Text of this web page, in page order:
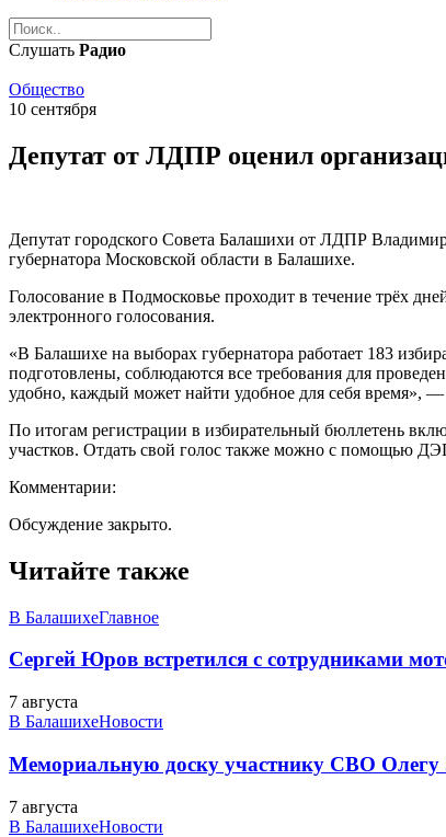
Слушать Радио
Общество
10 сентября
Депутат от ЛДПР оценил
Депутат городского Совета Балашихи от ЛДПР
губернатора Московской области в Балашихе.
Голосование в Подмосковье проходит в течение трёх
электронного голосования.
«В Балашихе на выборах губернатора работает 183
подготовлены, соблюдаются все требования для
удобно, каждый может найти удобное для себя время»,
По итогам регистрации в избирательный бюллетень
участков. Отдать свой голос также можно с помощью
Комментарии:
Обсуждение закрыто.
Читайте также
В БалашихеГлавное
Сергей Юров встретился с сотрудниками
7 августа
В БалашихеНовости
Мемориальную доску участнику СВО
7 августа
В БалашихеНовости